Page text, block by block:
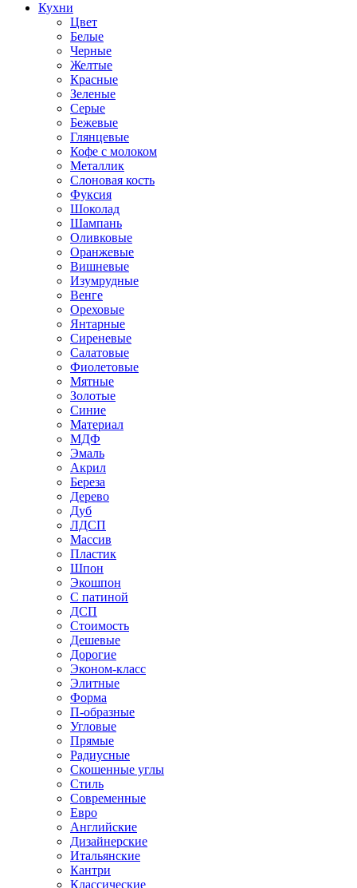
Кухни
Цвет
Белые
Черные
Желтые
Красные
Зеленые
Серые
Бежевые
Глянцевые
Кофе с молоком
Металлик
Слоновая кость
Фуксия
Шоколад
Шампань
Оливковые
Оранжевые
Вишневые
Изумрудные
Венге
Ореховые
Янтарные
Сиреневые
Салатовые
Фиолетовые
Мятные
Золотые
Синие
Материал
МДФ
Эмаль
Акрил
Береза
Дерево
Дуб
ЛДСП
Массив
Пластик
Шпон
Экошпон
С патиной
ДСП
Стоимость
Дешевые
Дорогие
Эконом-класс
Элитные
Форма
П-образные
Угловые
Прямые
Радиусные
Скошенные углы
Стиль
Современные
Евро
Английские
Дизайнерские
Итальянские
Кантри
Классические